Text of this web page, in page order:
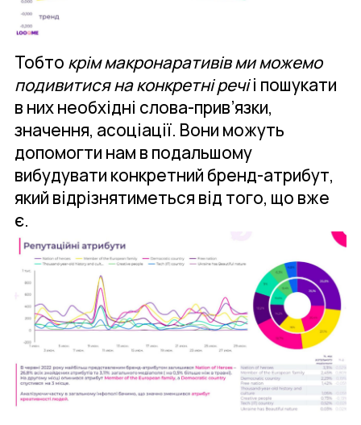
Тобто крім макронаративів ми можемо
подивитися на конкретні речіі пошукати
в них необхідні слова-прив’язки,
значення, асоціації. Вони можуть
допомогти нам в подальшому
вибудувати конкретний бренд-атрибут,
який відрізнятиметься від того, що вже
є.